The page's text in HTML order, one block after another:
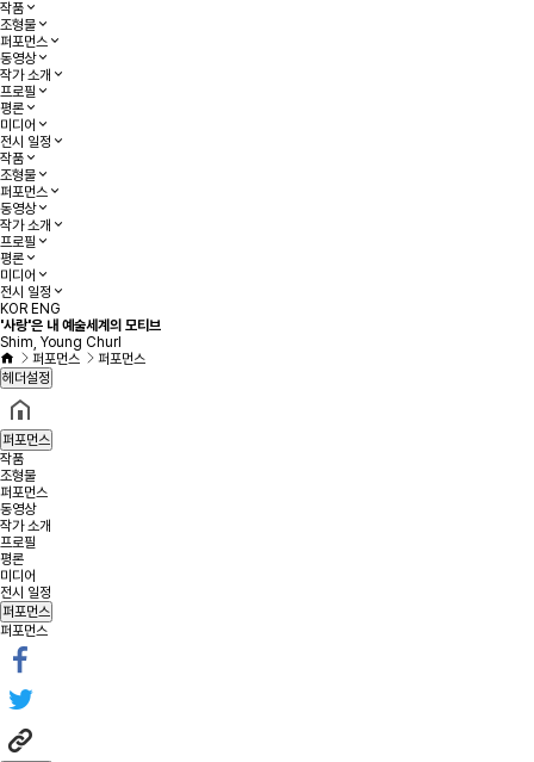
작품
조형물
퍼포먼스
동영상
작가 소개
프로필
평론
미디어
전시 일정
작품
조형물
퍼포먼스
동영상
작가 소개
프로필
평론
미디어
전시 일정
KOR ENG
'사랑'은 내 예술세계의 모티브
Shim, Young Churl
퍼포먼스
퍼포먼스
헤더설정
퍼포먼스
작품
조형물
퍼포먼스
동영상
작가 소개
프로필
평론
미디어
전시 일정
퍼포먼스
퍼포먼스